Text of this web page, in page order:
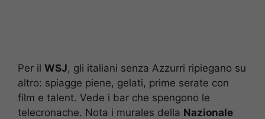
Per il WSJ, gli italiani senza Azzurri ripiegano su
altro: spiagge piene, gelati, prime serate con
film e talent. Vede i bar che spengono le
telecronache. Nota i murales della Nazionale